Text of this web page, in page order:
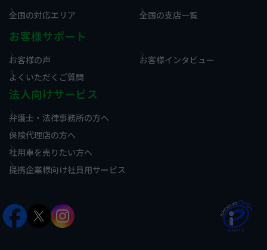
全国の対応エリア 全国の支店一覧
お客様サポート
お客様の声
お客様インタビュー
よくいただくご質問
法人向けサービス
弁護士・法律事務所の方へ
保険代理店の方へ
社用車を売りたい方へ
提携企業様向け社員用サービス